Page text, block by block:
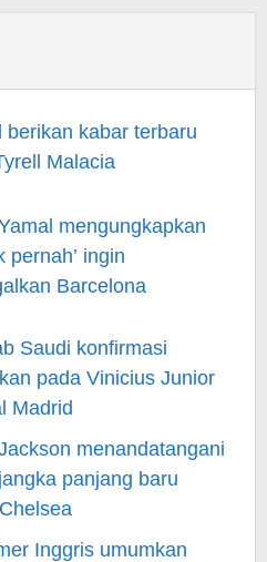
berikan kabar terbaru
Malacia
mengungkapkan
pernah’ ingin
Barcelona
Saudi konfirmasi
pada Vinicius Junior
Madrid
menandatangani
panjang baru
Inggris umumkan